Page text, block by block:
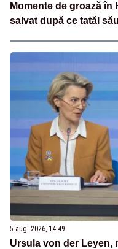
Momente de groază
salvat după ce tatăl
5 aug. 2026, 14:49
Ursula von der Leyen,